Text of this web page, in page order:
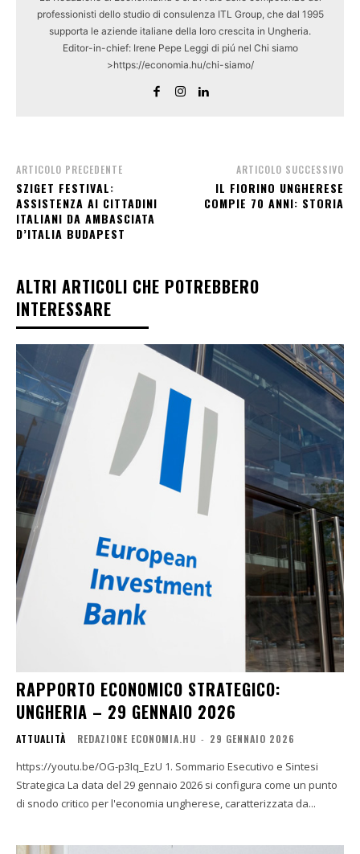
professionisti dello studio di consulenza ITL Group, che dal 1995
supporta le aziende italiane della loro crescita in Ungheria.
Editor-in-chief: Irene Pepe Leggi di piú nel Chi siamo
>https://economia.hu/chi-siamo/
ARTICOLO PRECEDENTE
SZIGET FESTIVAL:
ASSISTENZA AI CITTADINI
ITALIANI DA AMBASCIATA
D’ITALIA BUDAPEST
ARTICOLO SUCCESSIVO
IL FIORINO UNGHERESE
COMPIE 70 ANNI: STORIA
ALTRI ARTICOLI CHE POTREBBERO
INTERESSARE
RAPPORTO ECONOMICO STRATEGICO:
UNGHERIA – 29 GENNAIO 2026
ATTUALITÀ REDAZIONE ECONOMIA.HU - 29 GENNAIO 2026
https://youtu.be/OG-p3Iq_EzU 1. Sommario Esecutivo e Sintesi
Strategica La data del 29 gennaio 2026 si configura come un punto
di snodo critico per l'economia ungherese, caratterizzata da...